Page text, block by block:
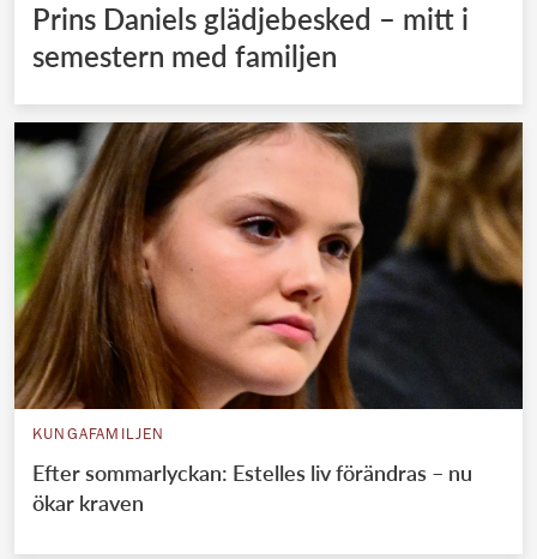
Prins Daniels glädjebesked – mitt i
semestern med familjen
KUNGAFAMILJEN
Efter sommarlyckan: Estelles liv förändras – nu
ökar kraven